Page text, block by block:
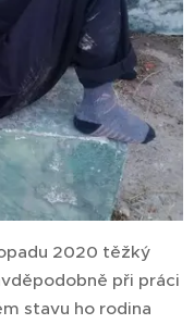
2020 těžký
při práci
stavu ho rodina